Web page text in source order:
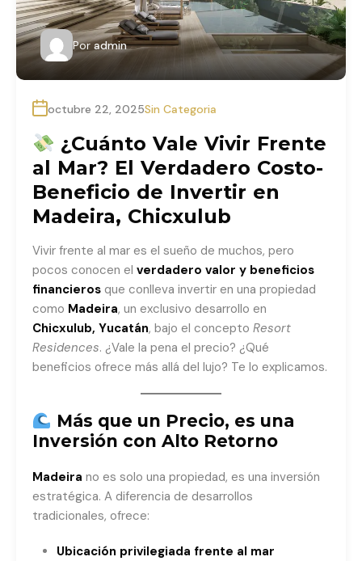
Por admin
octubre 22, 2025Sin Categoria
¿Cuánto Vale Vivir Frente
al Mar? El Verdadero Costo-
Beneficio de Invertir en
Madeira, Chicxulub
Vivir frente al mar es el sueño de muchos, pero
pocos conocen el verdadero valor y beneficios
financieros que conlleva invertir en una propiedad
como Madeira, un exclusivo desarrollo en
Chicxulub, Yucatán, bajo el concepto Resort
Residences. ¿Vale la pena el precio? ¿Qué
beneficios ofrece más allá del lujo? Te lo explicamos.
Más que un Precio, es una
Inversión con Alto Retorno
Madeira no es solo una propiedad, es una inversión
estratégica. A diferencia de desarrollos
tradicionales, ofrece:
Ubicación privilegiada frente al mar